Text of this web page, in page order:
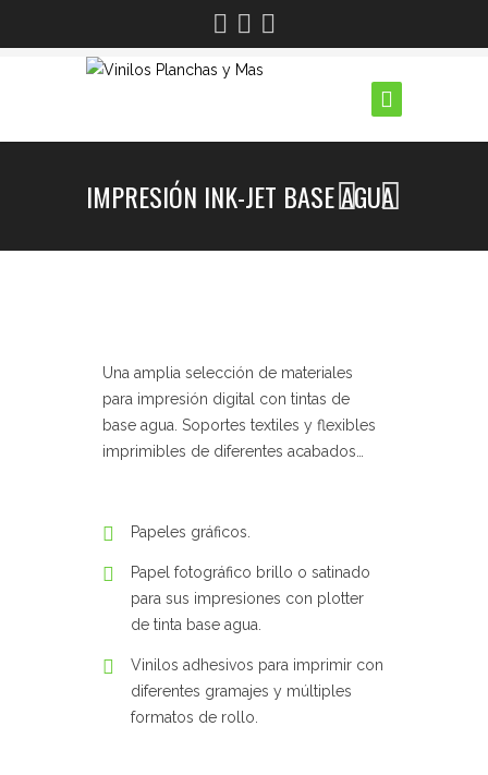
IMPRESIÓN INK-JET BASE AGUA
Una amplia selección de materiales
para impresión digital con tintas de
base agua. Soportes textiles y flexibles
imprimibles de diferentes acabados…
Papeles gráficos.
Papel fotográfico brillo o satinado
para sus impresiones con plotter
de tinta base agua.
Vinilos adhesivos para imprimir con
diferentes gramajes y múltiples
formatos de rollo.